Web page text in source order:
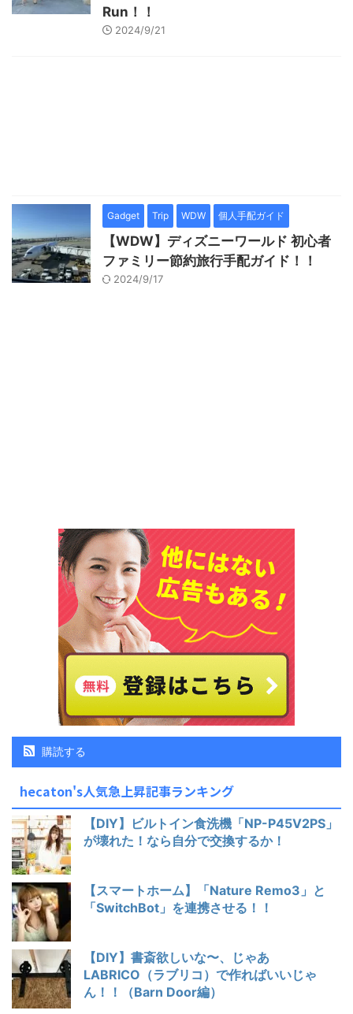
Run！！
2024/9/21
Gadget Trip WDW 個人手配ガイド
【WDW】ディズニーワールド 初心者
ファミリー節約旅行手配ガイド！！
2024/9/17
購読する
hecaton's人気急上昇記事ランキング
【DIY】ビルトイン食洗機「NP-P45V2PS」
が壊れた！なら自分で交換するか！
【スマートホーム】「Nature Remo3」と
「SwitchBot」を連携させる！！
【DIY】書斎欲しいな〜、じゃあ
LABRICO（ラブリコ）で作ればいいじゃ
ん！！（Barn Door編）